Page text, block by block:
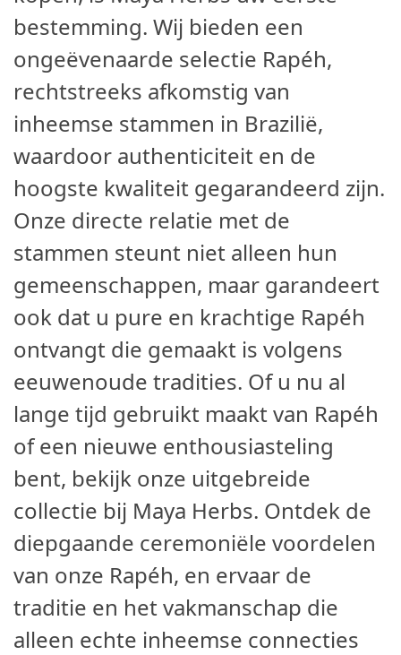
bestemming. Wij bieden een
ongeëvenaarde selectie Rapéh,
rechtstreeks afkomstig van
inheemse stammen in Brazilië,
waardoor authenticiteit en de
hoogste kwaliteit gegarandeerd zijn.
Onze directe relatie met de
stammen steunt niet alleen hun
gemeenschappen, maar garandeert
ook dat u pure en krachtige Rapéh
ontvangt die gemaakt is volgens
eeuwenoude tradities. Of u nu al
lange tijd gebruikt maakt van Rapéh
of een nieuwe enthousiasteling
bent, bekijk onze uitgebreide
collectie bij Maya Herbs. Ontdek de
diepgaande ceremoniële voordelen
van onze Rapéh, en ervaar de
traditie en het vakmanschap die
alleen echte inheemse connecties